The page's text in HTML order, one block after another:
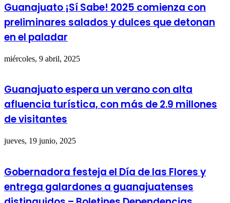
Guanajuato ¡Sí Sabe! 2025 comienza con
preliminares salados y dulces que detonan
en el paladar
miércoles, 9 abril, 2025
Guanajuato espera un verano con alta
afluencia turística, con más de 2.9 millones
de visitantes
jueves, 19 junio, 2025
Gobernadora festeja el Día de las Flores y
entrega galardones a guanajuatenses